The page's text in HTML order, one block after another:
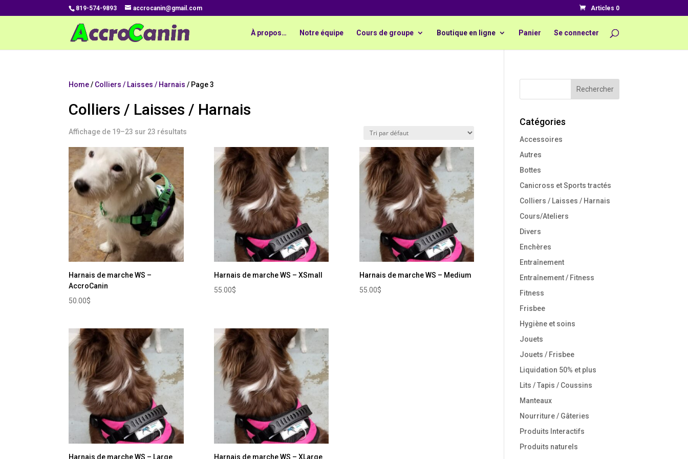
819-574-9893 accrocanin@gmail.com Articles 0
À propos… Notre équipe Cours de groupe Boutique en ligne Panier Se connecter
Home/ Colliers / Laisses / Harnais / Page 3
Colliers / Laisses / Harnais
Affichage de 19–23 sur 23 résultats
Harnais de marche WS –
AccroCanin
50.00$
Harnais de marche WS – XSmall
55.00$
Harnais de marche WS – Medium
55.00$
Harnais de marche WS – Large Harnais de marche WS – XLarge
Catégories
Accessoires
Autres
Bottes
Canicross et Sports tractés
Colliers / Laisses / Harnais
Cours/Ateliers
Divers
Enchères
Entraînement
Entraînement / Fitness
Fitness
Frisbee
Hygiène et soins
Jouets
Jouets / Frisbee
Liquidation 50% et plus
Lits / Tapis / Coussins
Manteaux
Nourriture / Gâteries
Produits Interactifs
Produits naturels